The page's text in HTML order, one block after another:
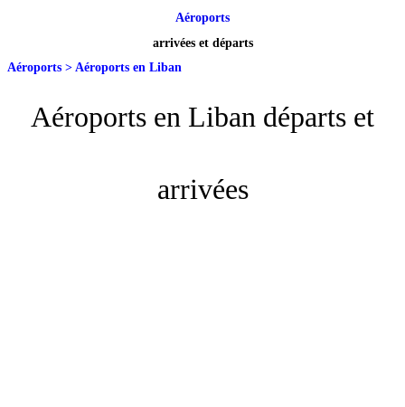
Aéroports
arrivées et départs
Aéroports > Aéroports en Liban
Aéroports en Liban départs et
arrivées